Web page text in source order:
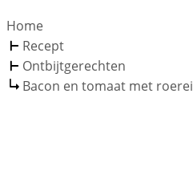
Home
Recept
Ontbijtgerechten
Bacon en tomaat met roerei